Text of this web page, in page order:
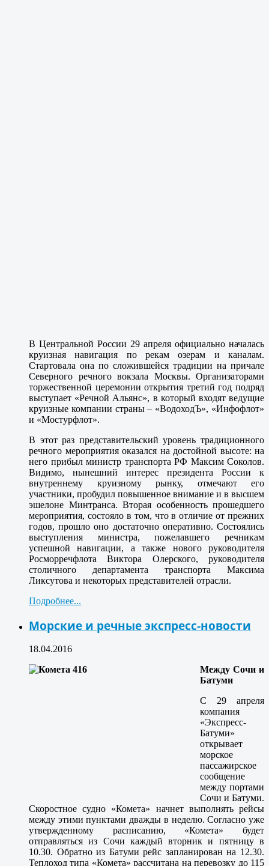
В Центральной России 29 апреля официально началась
круизная навигация по рекам озерам и каналам.
Стартовала она по сложившейся традиции на причале
Северного речного вокзала Москвы. Организаторами
торжественной церемонии открытия третий год подряд
выступает «Речной Альянс», в который входят ведущие
круизные компании страны – «ВодоходЪ», «Инфофлот»
и «Мостурфлот».
В этот раз представительский уровень традиционного
речного мероприятия оказался на достойной высоте: на
него прибыл министр транспорта РФ Максим Соколов.
Видимо, нынешний интерес президента России к
внутреннему круизному рынку, отмечают его
участники, пробудил повышенное внимание и в высшем
эшелоне Минтранса. Вторая особенность прошедшего
мероприятия, состояло в том, что в отличие от прежних
годов, прошло оно достаточно оперативно. Состоялись
выступления министра, пожелавшего речникам
успешной навигации, а также нового руководителя
Росморречфлота Виктора Олерского, руководителя
столичного департамента транспорта Максима
Ликсутова и некоторых представителей отрасли.
Подробнее...
Морские и речные экспресс-новости
18.04.2016
Между Сочи и
Батуми
С 29 апреля
компания
«Экспресс-
Батуми»
открывает
морское
пассажирское
сообщение
между портами
Сочи и Батуми.
Скоростное судно «Комета» начнет выполнять рейсы
между этими пунктами дважды в неделю. Согласно уже
утвержденному расписанию, «Комета» будет
отправляться из Сочи каждый вторник и пятницу в
10.30. Обратно из Батуми рейс запланирован на 12.30.
Теплоход типа «Комета» рассчитана на перевозку до 115